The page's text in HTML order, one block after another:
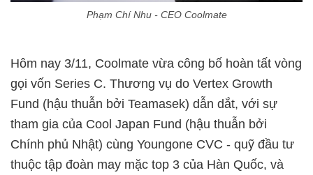
Phạm Chí Nhu - CEO Coolmate
Hôm nay 3/11, Coolmate vừa công bố hoàn tất vòng
gọi vốn Series C. Thương vụ do Vertex Growth
Fund (hậu thuẫn bởi Teamasek) dẫn dắt, với sự
tham gia của Cool Japan Fund (hậu thuẫn bởi
Chính phủ Nhật) cùng Youngone CVC - quỹ đầu tư
thuộc tập đoàn may mặc top 3 của Hàn Quốc, và